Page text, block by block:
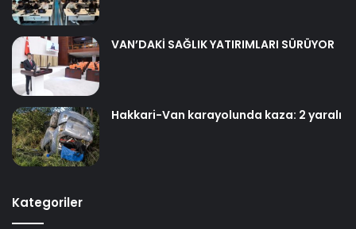
VAN’DAKİ SAĞLIK YATIRIMLARI SÜRÜYOR
Hakkari-Van karayolunda kaza: 2 yaralı
Kategoriler